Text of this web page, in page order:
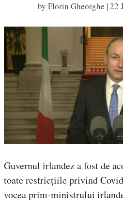
by Florin Gheorghe |22
Guvernul irlandez a fost de
toate restricțiile privind
vocea prim-ministrului